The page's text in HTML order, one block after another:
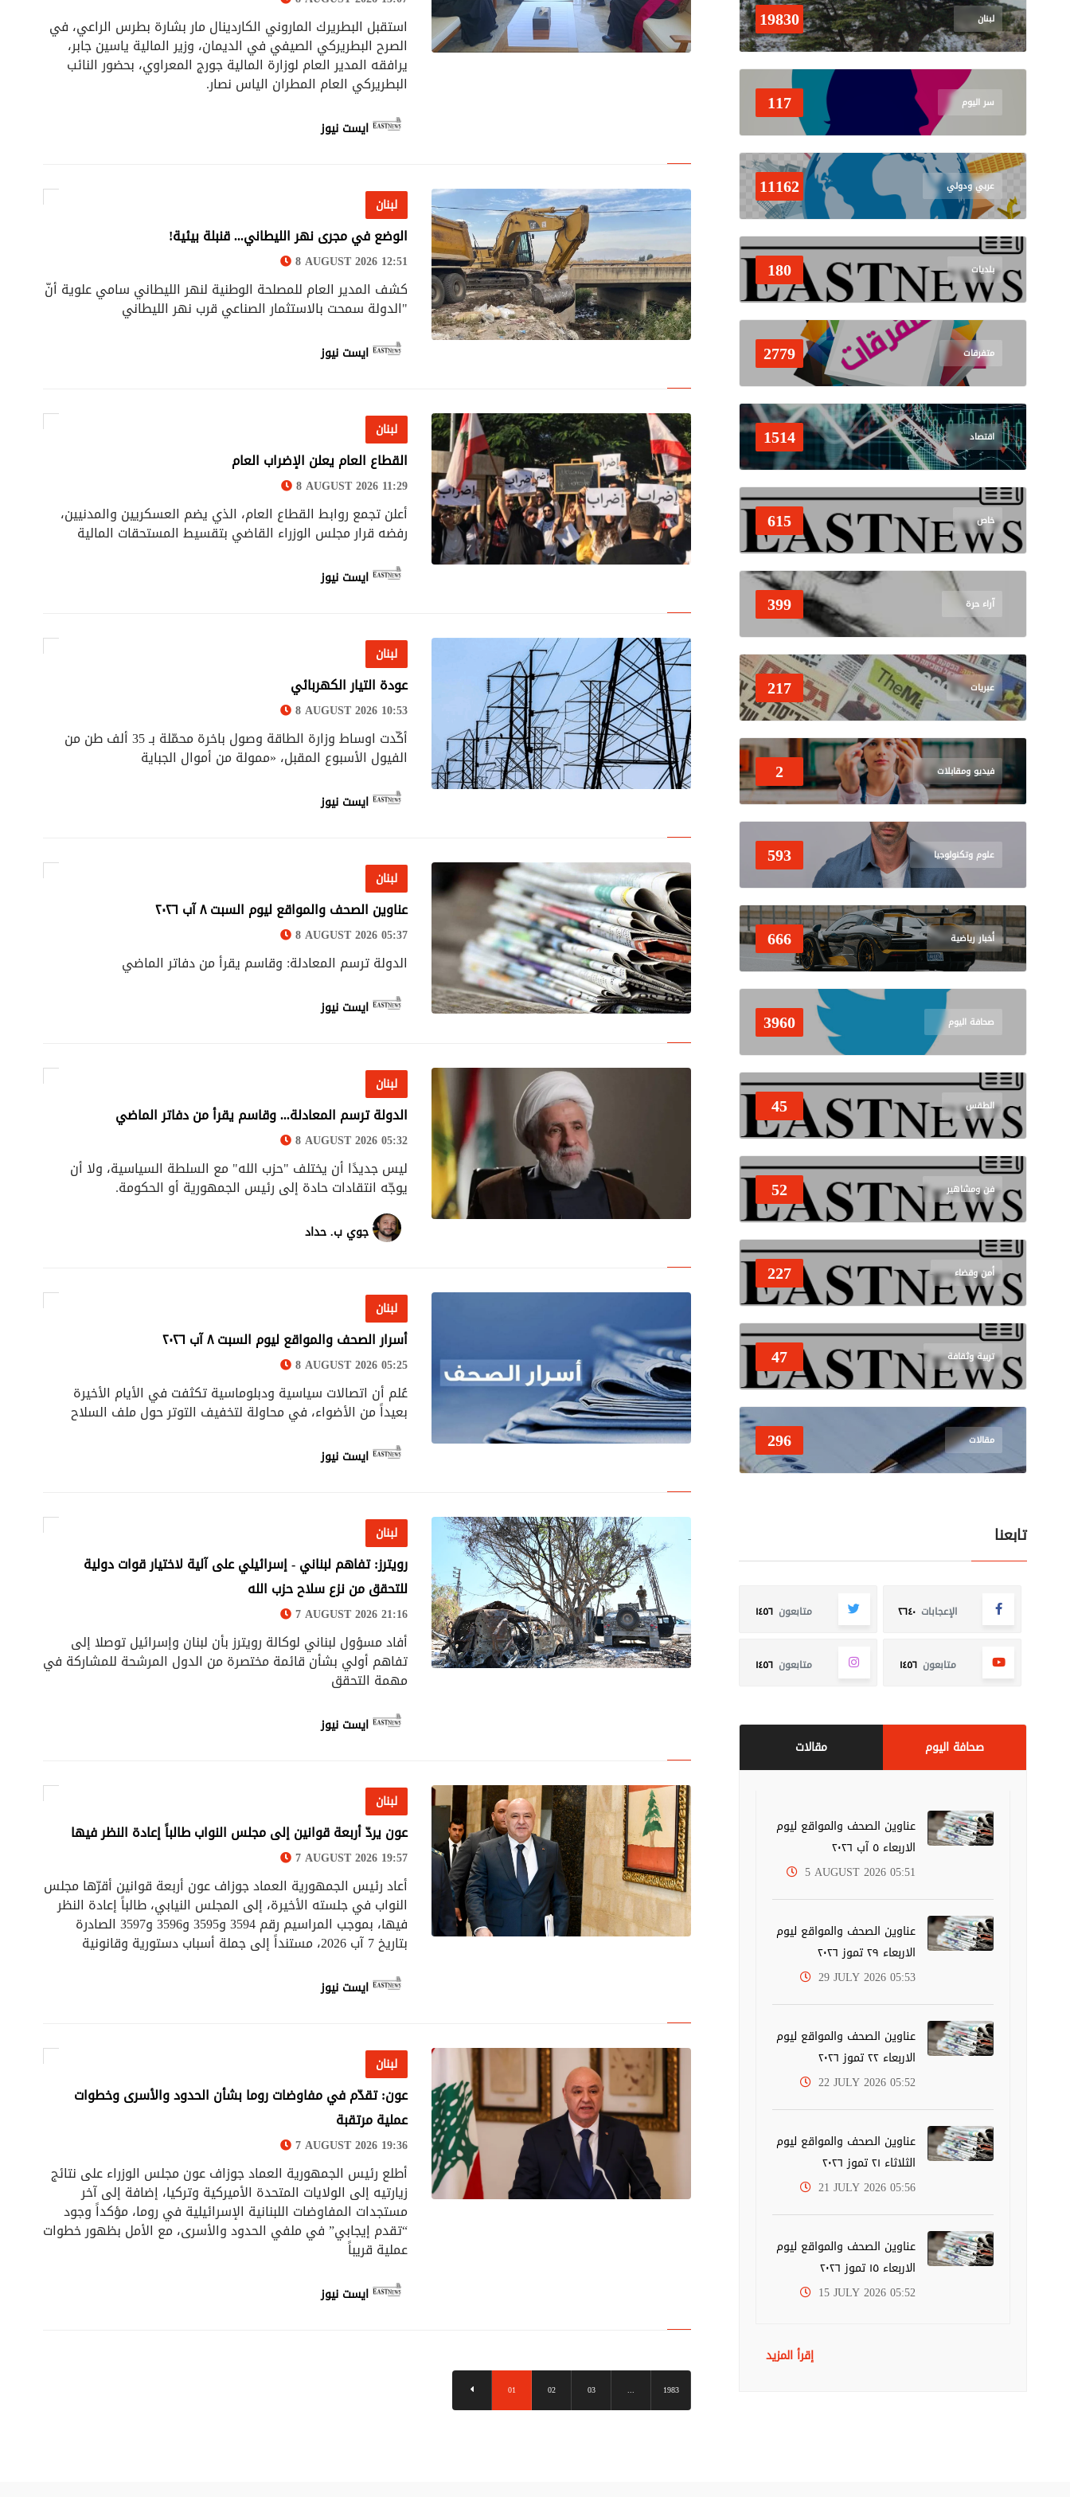
إشكال بين الأهالي وعناصر من قوات اليونيفيل في الغندورية
استمرار عمليات رفع الانقاض في صور
المتحدّث باسم الدفاع الإيرانية: الحرب لم تنته بعد وإذا لجأ العدو إلى المُخادعة في الدبلوماسية سنردّ عليه
تحليق للطيران المسيّر على علوّ منخفض فوق ضواحي صور
زحمة سير خانقة على جسر القاسمية
شهيد في غارة استهدفت دراجة نارية على اوتوستراد حبوش - النبطية
وزير الخارجية النيوزيلندي: سنستدعي السفير الإسرائيلي بسبب معاملة ناشطي أسطول الصمود
استقبل البطريرك الماروني الكاردينال مار بشارة بطرس الراعي، في
الصرح البطريركي الصيفي في الديمان، وزير المالية ياسين جابر،
يرافقه المدير العام لوزارة المالية جورج المعراوي، بحضور النائب
البطريركي العام المطران الياس نصار.
ايست نيوز
لبنان
الوضع في مجرى نهر الليطاني... قنبلة بيئية!
8 AUGUST 2026 12:51
كشف المدير العام للمصلحة الوطنية لنهر الليطاني سامي علوية أنّ
"الدولة سمحت بالاستثمار الصناعي قرب نهر الليطاني
ايست نيوز
لبنان
القطاع العام يعلن الإضراب العام
8 AUGUST 2026 11:29
أعلن تجمع روابط القطاع العام، الذي يضم العسكريين والمدنيين،
رفضه قرار مجلس الوزراء القاضي بتقسيط المستحقات المالية
ايست نيوز
لبنان
عودة التيار الكهربائي
8 AUGUST 2026 10:53
أكّدت اوساط وزارة الطاقة وصول باخرة محمّلة بـ 35 ألف طن من
الفيول الأسبوع المقبل، «ممولة من أموال الجباية
ايست نيوز
لبنان
لبنان
عناوين الصحف والمواقع ليوم السبت ٨ آب ٢٠٢٦
8 AUGUST 2026 05:37
الدولة ترسم المعادلة: وقاسم يقرأ من دفاتر الماضي
ايست نيوز
لبنان
الدولة ترسم المعادلة... وقاسم يقرأ من دفاتر الماضي
8 AUGUST 2026 05:32
ليس جديدًا أن يختلف "حزب الله" مع السلطة السياسية، ولا أن
يوجّه انتقادات حادة إلى رئيس الجمهورية أو الحكومة.
جوي ب. حداد
لبنان
أسرار الصحف والمواقع ليوم السبت ٨ آب ٢٠٢٦
8 AUGUST 2026 05:25
عُلم أن اتصالات سياسية ودبلوماسية تكثفت في الأيام الأخيرة
بعيداً من الأضواء، في محاولة لتخفيف التوتر حول ملف السلاح
ايست نيوز
لبنان
رويترز: تفاهم لبناني - إسرائيلي على آلية لاختيار قوات دولية
للتحقق من نزع سلاح حزب الله
7 AUGUST 2026 21:16
أفاد مسؤول لبناني لوكالة رويترز بأن لبنان وإسرائيل توصلا إلى
تفاهم أولي بشأن قائمة مختصرة من الدول المرشحة للمشاركة في
مهمة التحقق
ايست نيوز
لبنان
عون يردّ أربعة قوانين إلى مجلس النواب طالباً إعادة النظر فيها
7 AUGUST 2026 19:57
أعاد رئيس الجمهورية العماد جوزاف عون أربعة قوانين أقرّها مجلس
النواب في جلسته الأخيرة، إلى المجلس النيابي، طالباً إعادة النظر
فيها، بموجب المراسيم رقم 3594 و3595 و3596 و3597 الصادرة
بتاريخ 7 آب 2026، مستنداً إلى جملة أسباب دستورية وقانونية
ايست نيوز
لبنان
عون: تقدّم في مفاوضات روما بشأن الحدود والأسرى وخطوات
عملية مرتقبة
7 AUGUST 2026 19:36
أطلع رئيس الجمهورية العماد جوزاف عون مجلس الوزراء على نتائج
زيارتيه إلى الولايات المتحدة الأميركية وتركيا، إضافة إلى آخر
مستجدات المفاوضات اللبنانية الإسرائيلية في روما، مؤكداً وجود
“تقدم إيجابي” في ملفي الحدود والأسرى، مع الأمل بظهور خطوات
عملية قريباً
ايست نيوز
01 02 03 ... 1983
لبنان 19830
سر اليوم 117
عربي ودولي 11162
بلديات 180
متفرقات 2779
اقتصاد 1514
خاص 615
آراء حرة 399
عبريات 217
فيديو ومقابلات 2
علوم وتكنولوجيا 593
أخبار رياضية 666
صحافة اليوم 3960
الطقس 45
فن ومشاهير 52
أمن وقضاء 227
تربية وثقافة 47
مقالات 296
تابعنا
الإعجابات ٢٦٤٠ متابعون ١٤٥٦
متابعون ١٤٥٦ متابعون ١٤٥٦
مقالات صحافة اليوم
عناوين الصحف والمواقع ليوم
الاربعاء ٥ آب ٢٠٢٦
5 AUGUST 2026 05:51
عناوين الصحف والمواقع ليوم
الاربعاء ٢٩ تموز ٢٠٢٦
29 JULY 2026 05:53
عناوين الصحف والمواقع ليوم
الاربعاء ٢٢ تموز ٢٠٢٦
22 JULY 2026 05:52
عناوين الصحف والمواقع ليوم
الثلاثاء ٢١ تموز ٢٠٢٦
21 JULY 2026 05:56
عناوين الصحف والمواقع ليوم
الاربعاء ١٥ تموز ٢٠٢٦
15 JULY 2026 05:52
إقرأ المزيد